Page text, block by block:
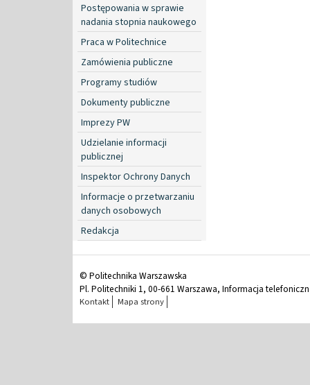
Postępowania w sprawie
nadania stopnia naukowego
Praca w Politechnice
Zamówienia publiczne
Programy studiów
Dokumenty publiczne
Imprezy PW
Udzielanie informacji
publicznej
Inspektor Ochrony Danych
Informacje o przetwarzaniu
danych osobowych
Redakcja
© Politechnika Warszawska
Pl. Politechniki 1, 00-661 Warszawa, Informacja
Kontakt Mapa strony